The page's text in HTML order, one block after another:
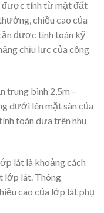
được tính từ mặt đất
chiều cao của
được tính toán kỹ
chịu lực của công
trung bình 2,5m –
dưới lên mặt sàn của
toán dựa trên nhu
lát là khoảng cách
lớp lát. Thông
cao của lớp lát phụ